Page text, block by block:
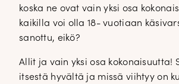
koska ne ovat vain yksi osa
kaikilla voi olla 18- vuotiaan
sanottu, eikö?
Allit ja vain yksi osa kokonaisuutta!
itsestä hyvältä ja missä viihtyy on